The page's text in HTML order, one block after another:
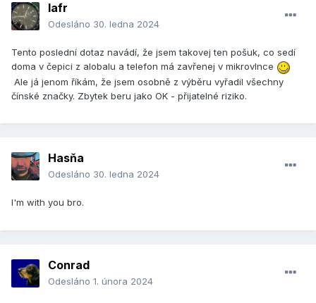
lafr
Odesláno 30. ledna 2024
Tento poslední dotaz navádí, že jsem takovej ten pošuk, co sedí
doma v čepici z alobalu a telefon má zavřenej v mikrovlnce
Ale já jenom říkám, že jsem osobně z výběru vyřadil všechny
čínské značky. Zbytek beru jako OK - přijatelné riziko.
Hasňa
Odesláno 30. ledna 2024
I'm with you bro.
Conrad
Odesláno 1. února 2024